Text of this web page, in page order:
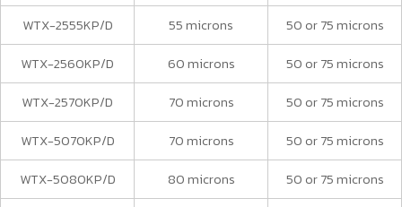
WTX-2555KP/D
55 microns
50 or 75 microns
WTX-2560KP/D
60 microns
50 or 75 microns
WTX-2570KP/D
70 microns
50 or 75 microns
WTX-5070KP/D
70 microns
50 or 75 microns
WTX-5080KP/D
80 microns
50 or 75 microns